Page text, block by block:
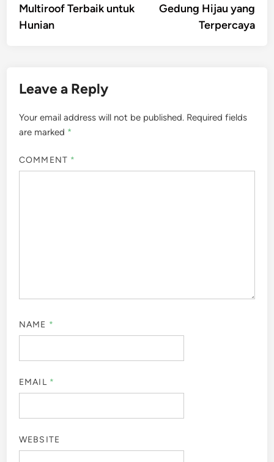
Multiroof Terbaik untuk
Hunian
Gedung Hijau yang
Terpercaya
Leave a Reply
Your email address will not be published. Required fields
are marked *
COMMENT *
NAME *
EMAIL *
WEBSITE